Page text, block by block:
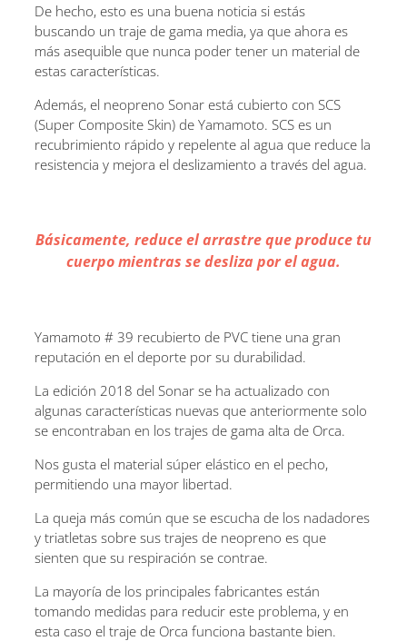
De hecho, esto es una buena noticia si estás
buscando un traje de gama media, ya que ahora es
más asequible que nunca poder tener un material de
estas características.
Además, el neopreno Sonar está cubierto con SCS
(Super Composite Skin) de Yamamoto. SCS es un
recubrimiento rápido y repelente al agua que reduce la
resistencia y mejora el deslizamiento a través del agua.
Básicamente, reduce el arrastre que produce tu
cuerpo mientras se desliza por el agua.
Yamamoto # 39 recubierto de PVC tiene una gran
reputación en el deporte por su durabilidad.
La edición 2018 del Sonar se ha actualizado con
algunas características nuevas que anteriormente solo
se encontraban en los trajes de gama alta de Orca.
Nos gusta el material súper elástico en el pecho,
permitiendo una mayor libertad.
La queja más común que se escucha de los nadadores
y triatletas sobre sus trajes de neopreno es que
sienten que su respiración se contrae.
La mayoría de los principales fabricantes están
tomando medidas para reducir este problema, y ​​en
esta caso el traje de Orca funciona bastante bien.